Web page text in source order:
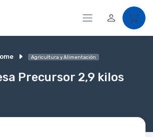
Agricultura y Alimentación
Precursor 2,9 kilos